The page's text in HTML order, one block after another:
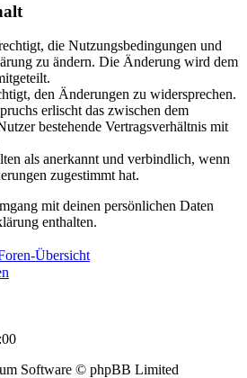
die Nutzungsbedingungen und
zu ändern. Die Änderung wird dem
den Änderungen zu widersprechen.
erlischt das zwischen dem
bestehende Vertragsverhältnis mit
als anerkannt und verbindlich, wenn
zugestimmt hat.
mit deinen persönlichen Daten
enthalten.
Übersicht
Software © phpBB Limited